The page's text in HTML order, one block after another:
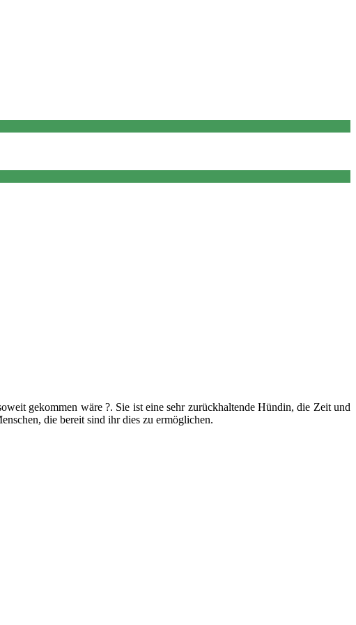
gekommen wäre ?. Sie ist eine sehr zurückhaltende Hündin, die Zeit und
die bereit sind ihr dies zu ermöglichen.